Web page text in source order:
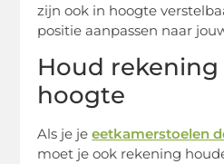
zijn ook in hoogte
positie aanpassen naar
Houd
hoogte
Als je jeeetkamerstoelen
moet je ook rekening